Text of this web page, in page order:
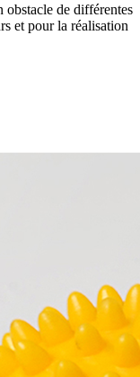
obstacle de différentes
et pour la réalisation